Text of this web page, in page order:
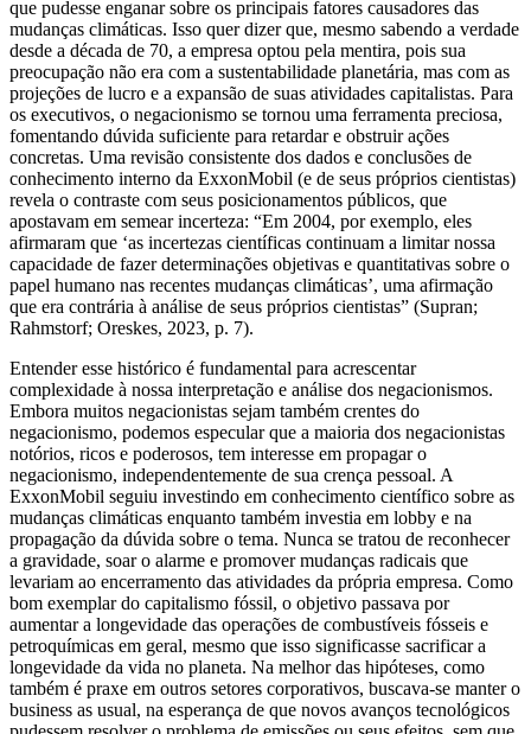
que pudesse enganar sobre os principais fatores causadores das
mudanças climáticas. Isso quer dizer que, mesmo sabendo a verdade
desde a década de 70, a empresa optou pela mentira, pois sua
preocupação não era com a sustentabilidade planetária, mas com as
projeções de lucro e a expansão de suas atividades capitalistas. Para
os executivos, o negacionismo se tornou uma ferramenta preciosa,
fomentando dúvida suficiente para retardar e obstruir ações
concretas. Uma revisão consistente dos dados e conclusões de
conhecimento interno da ExxonMobil (e de seus próprios cientistas)
revela o contraste com seus posicionamentos públicos, que
apostavam em semear incerteza: “Em 2004, por exemplo, eles
afirmaram que ‘as incertezas científicas continuam a limitar nossa
capacidade de fazer determinações objetivas e quantitativas sobre o
papel humano nas recentes mudanças climáticas’, uma afirmação
que era contrária à análise de seus próprios cientistas” (Supran;
Rahmstorf; Oreskes, 2023, p. 7).
Entender esse histórico é fundamental para acrescentar
complexidade à nossa interpretação e análise dos negacionismos.
Embora muitos negacionistas sejam também crentes do
negacionismo, podemos especular que a maioria dos negacionistas
notórios, ricos e poderosos, tem interesse em propagar o
negacionismo, independentemente de sua crença pessoal. A
ExxonMobil seguiu investindo em conhecimento científico sobre as
mudanças climáticas enquanto também investia em lobby e na
propagação da dúvida sobre o tema. Nunca se tratou de reconhecer
a gravidade, soar o alarme e promover mudanças radicais que
levariam ao encerramento das atividades da própria empresa. Como
bom exemplar do capitalismo fóssil, o objetivo passava por
aumentar a longevidade das operações de combustíveis fósseis e
petroquímicas em geral, mesmo que isso significasse sacrificar a
longevidade da vida no planeta. Na melhor das hipóteses, como
também é praxe em outros setores corporativos, buscava-se manter o
business as usual, na esperança de que novos avanços tecnológicos